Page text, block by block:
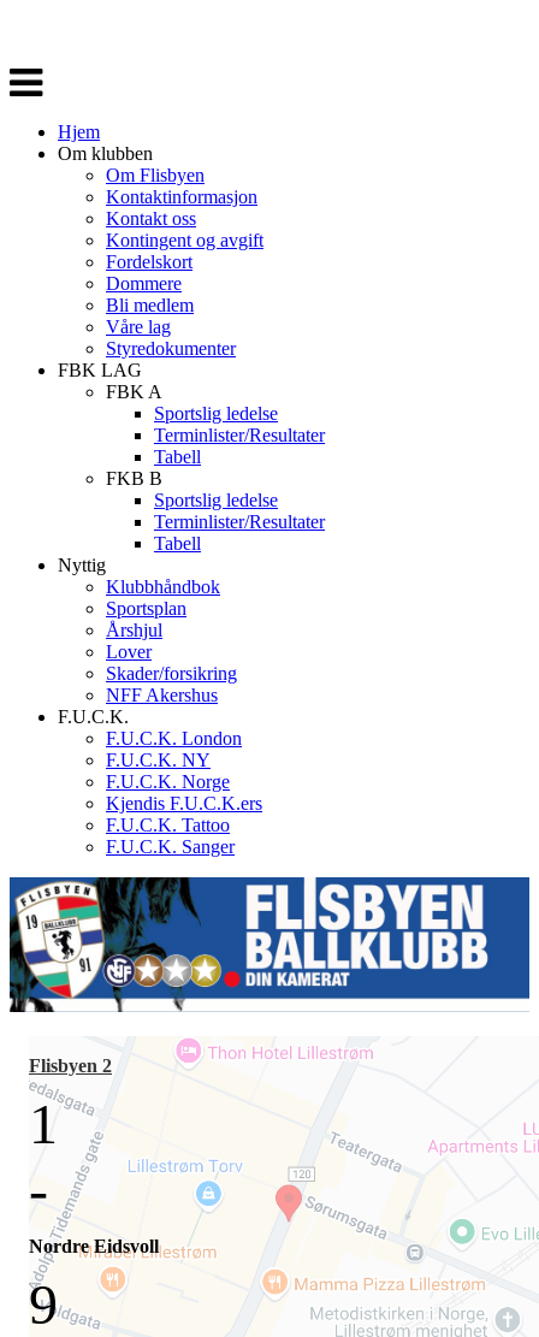
Veksle
navigasjon
Hjem
Om klubben
Om Flisbyen
Kontaktinformasjon
Kontakt oss
Kontingent og avgift
Fordelskort
Dommere
Bli medlem
Våre lag
Styredokumenter
FBK LAG
FBK A
Sportslig ledelse
Terminlister/Resultater
Tabell
FKB B
Sportslig ledelse
Terminlister/Resultater
Tabell
Nyttig
Klubbhåndbok
Sportsplan
Årshjul
Lover
Skader/forsikring
NFF Akershus
F.U.C.K.
F.U.C.K. London
F.U.C.K. NY
F.U.C.K. Norge
Kjendis F.U.C.K.ers
F.U.C.K. Tattoo
F.U.C.K. Sanger
Flisbyen 2
1
-
Nordre Eidsvoll
9